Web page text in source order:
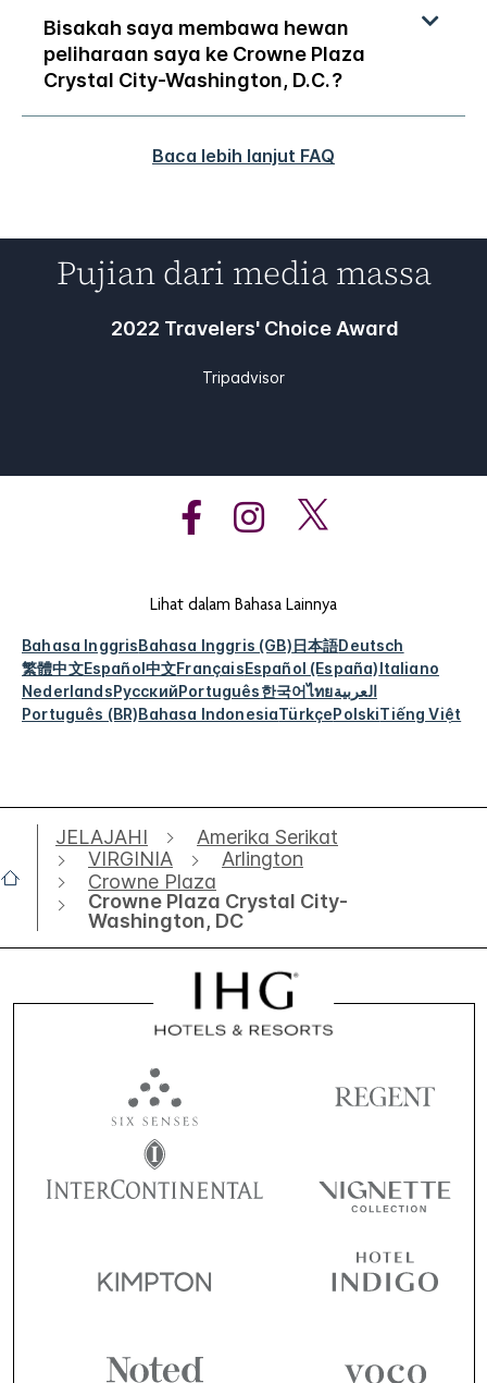
Bisakah saya membawa hewan
peliharaan saya ke Crowne Plaza
Crystal City-Washington, D.C.?
Baca lebih lanjut FAQ
Pujian dari media massa
2022 Travelers' Choice Award
Tripadvisor
Lihat dalam Bahasa Lainnya
Bahasa InggrisBahasa Inggris (GB)日本語Deutsch
繁體中文Español中文FrançaisEspañol (España)Italiano
NederlandsРусскийPortuguês한국어ไทยالعربية
Português (BR)Bahasa IndonesiaTürkçePolskiTiếng Việt
JELAJAHI
Amerika Serikat
VIRGINIA
Arlington
Crowne Plaza
Crowne Plaza Crystal City-
Washington, DC